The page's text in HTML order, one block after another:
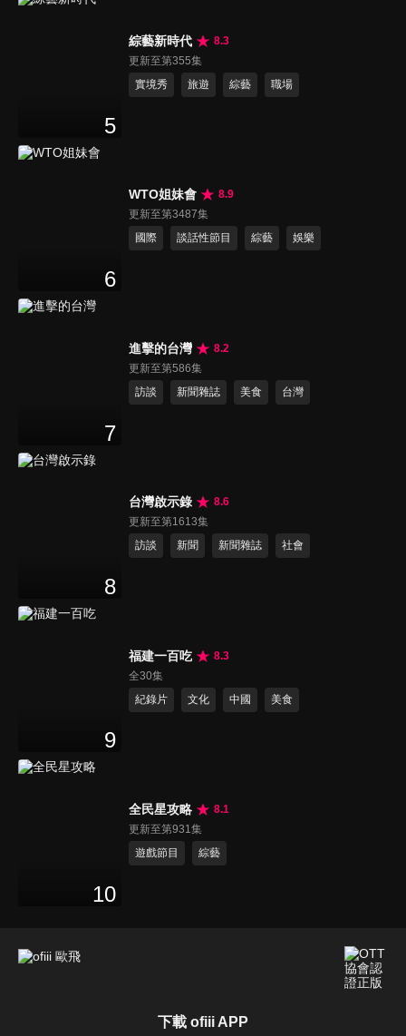
5
綜藝新時代
8.3
更新至第355集
實境秀
旅遊 綜藝 職場
6
WTO姐妹會
8.9
更新至第3487集
國際
談話性節目 綜藝 娛樂
7
進擊的台灣
8.2
更新至第586集
訪談
新聞雜誌 美食 台灣
8
台灣啟示錄
8.6
更新至第1613集
訪談
新聞 新聞雜誌 社會
9
福建一百吃
8.3
全30集
紀錄片
文化 中國 美食
10
全民星攻略
8.1
更新至第931集
遊戲節目
綜藝
下載 ofiii APP